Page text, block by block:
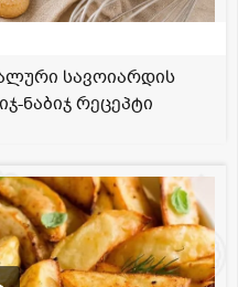
სავოიარდის
ნაბიჯ რეცეპტი